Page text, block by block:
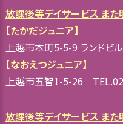
放課後等デイサービス また
【たかだジュニア】
上越市本町5-5-9 ランド
【なおえつジュニア】
上越市五智1-5-26
放課後等デイサービス また